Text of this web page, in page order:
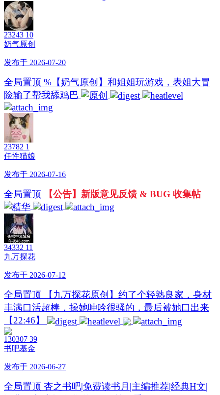
23243 10
奶气原创
发布于 2026-07-20
全局置顶 %【奶气原创】和姐姐玩游戏，表姐大冒
险输了帮我舔鸡巴
23782 1
任性猫娘
发布于 2026-07-16
全局置顶 【公告】新版意见反馈 & BUG 收集帖
34332 11
九万探花
发布于 2026-07-12
全局置顶
【九万探花原创】约了个轻熟良家，身材
丰满口活超棒，操她呻吟很骚的，最后被她口出来
【22:46】
130307 39
书吧基金
发布于 2026-06-27
全局置顶 杏之书吧|免费读书月|主编推荐|经典H文|